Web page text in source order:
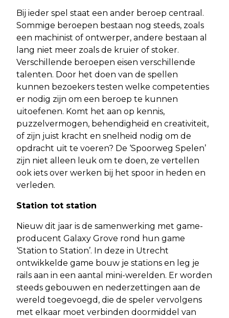
Bij ieder spel staat een ander beroep centraal.
Sommige beroepen bestaan nog steeds, zoals
een machinist of ontwerper, andere bestaan al
lang niet meer zoals de kruier of stoker.
Verschillende beroepen eisen verschillende
talenten. Door het doen van de spellen
kunnen bezoekers testen welke competenties
er nodig zijn om een beroep te kunnen
uitoefenen. Komt het aan op kennis,
puzzelvermogen, behendigheid en creativiteit,
of zijn juist kracht en snelheid nodig om de
opdracht uit te voeren? De ‘Spoorweg Spelen’
zijn niet alleen leuk om te doen, ze vertellen
ook iets over werken bij het spoor in heden en
verleden.
Station tot station
Nieuw dit jaar is de samenwerking met game-
producent Galaxy Grove rond hun game
‘Station to Station’. In deze in Utrecht
ontwikkelde game bouw je stations en leg je
rails aan in een aantal mini-werelden. Er worden
steeds gebouwen en nederzettingen aan de
wereld toegevoegd, die de speler vervolgens
met elkaar moet verbinden doormiddel van